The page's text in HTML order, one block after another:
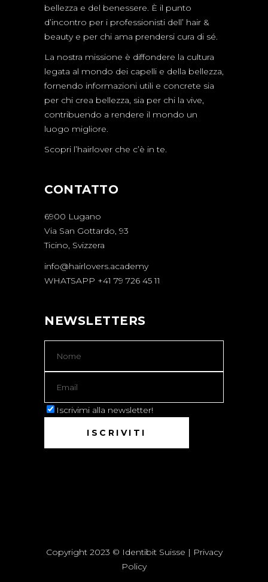
bellezza e del benessere. È il punto
d’incontro per i professionisti dell’ hair &
beauty e per chi ama prendersi cura di sé.
La nostra missione è diffondere la cultura
legata al mondo dei capelli e della bellezza,
fornendo informazioni utili e concrete sia
per chi crea bellezza, sia per chi la vive,
contribuendo a rendere il mondo un
luogo migliore.
Scopri l’hairlover che c’è in te.
CONTATTO
6900 Lugano
Via San Gottardo, 93
Ticino, Svizzera
info@hairlovers.academy
WHATSAPP +41 79 726 45 11
NEWSLETTERS
Iscrivimi alla newsletter!
Copyright 2023 © Identibit Suisse | Privacy
Policy